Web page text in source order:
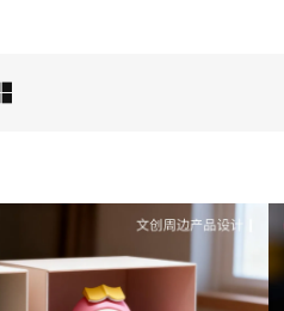
计，我们发现这……